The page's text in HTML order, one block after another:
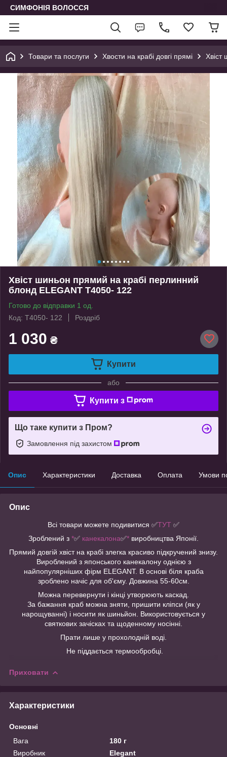
СИМФОНІЯ ВОЛОССЯ
Товари та послуги Хвости на крабі довгі прямі
Хвіст шиньон прямий на крабі перлинний
блонд ELEGANT Т4050- 122
Готово до відправки 1 од.
Код: Т4050- 122
Роздріб
1 030 ₴
Купити
або
Купити з
Що таке купити з Пром?
Замовлення під захистом
Опис Характеристики Доставка Оплата Умови
Опис
Всі товари можете подивитися ✅ТУТ ✅
Зроблений з *✅ канекалона✅* виробництва Японії.
Прямий довгій хвіст на крабі злегка красиво підкручений знизу.
Вироблений з японського канекалону однією з
найпопулярніших фірм ELEGANT. В основі біля краба
зроблено начіс для об'єму. Довжина 55-60см.
Можна перевернути і кінці утворюють каскад.
За бажання краб можна зняти, пришити кліпси (як у
нарощуванні) і носити як шиньйон. Використовується у
святкових зачісках та щоденному носінні.
Прати лише у прохолодній воді.
Не піддається термообробці.
Приховати
Характеристики
Основні
Вага
180 г
Виробник
Elegant